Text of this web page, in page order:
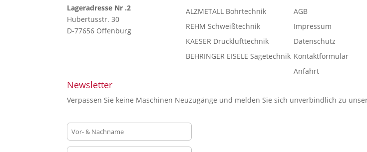
Lageradresse Nr .2
Hubertusstr. 30
D-77656 Offenburg
ALZMETALL Bohrtechnik
REHM Schweißtechnik
KAESER Drucklufttechnik
BEHRINGER EISELE Sägetechnik
AGB
Impressum
Datenschutz
Kontaktformular
Anfahrt
Newsletter
Verpassen Sie keine Maschinen Neuzugänge und melden Sie sich unverbindlich zu